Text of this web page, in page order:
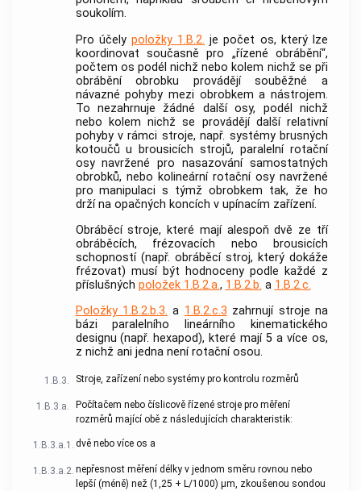
soukolím.
Pro účely položky 1.B.2. je počet os, který lze
koordinovat současně pro „řízené obrábění“,
počtem os podél nichž nebo kolem nichž se při
obrábění obrobku provádějí souběžné a
návazné pohyby mezi obrobkem a nástrojem.
To nezahrnuje žádné další osy, podél nichž
nebo kolem nichž se provádějí další relativní
pohyby v rámci stroje, např. systémy brusných
kotoučů u brousicích strojů, paralelní rotační
osy navržené pro nasazování samostatných
obrobků, nebo kolineární rotační osy navržené
pro manipulaci s týmž obrobkem tak, že ho
drží na opačných koncích v upínacím zařízení.
Obráběcí stroje, které mají alespoň dvě ze tří
obráběcích, frézovacích nebo brousicích
schopností (např. obráběcí stroj, který dokáže
frézovat) musí být hodnoceny podle každé z
příslušných položek 1.B.2.a., 1.B.2.b. a 1.B.2.c.
Položky 1.B.2.b.3. a 1.B.2.c.3 zahrnují stroje na
bázi paralelního lineárního kinematického
designu (např. hexapod), které mají 5 a více os,
z nichž ani jedna není rotační osou.
1.B.3. Stroje, zařízení nebo systémy pro kontrolu rozměrů
1.B.3.a.
Počítačem nebo číslicově řízené stroje pro měření
rozměrů mající obě z následujících charakteristik:
1.B.3.a.1. dvě nebo více os a
1.B.3.a.2. nepřesnost měření délky v jednom směru rovnou nebo
lepší (méně) než (1,25 + L/1000) μm, zkoušenou sondou